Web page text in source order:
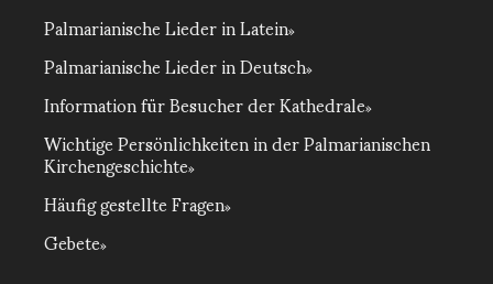
Palmarianische Lieder in Latein
Palmarianische Lieder in Deutsch
Information für Besucher der Kathedrale
Wichtige Persönlichkeiten in der Palmarianischen
Kirchengeschichte
Häufig gestellte Fragen
Gebete